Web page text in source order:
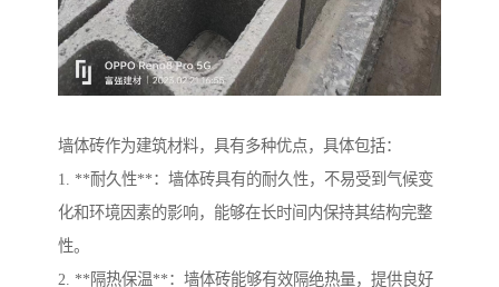
墙体砖作为建筑材料，具有多种优点，具体包括：
1. **耐久性**：墙体砖具有的耐久性，不易受到气候变
化和环境因素的影响，能够在长时间内保持其结构完整
性。
2. **隔热保温**：墙体砖能够有效隔绝热量，提供良好